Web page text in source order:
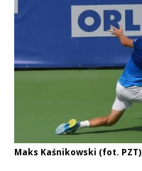
Maks Kaśnikowski (fot. PZT)